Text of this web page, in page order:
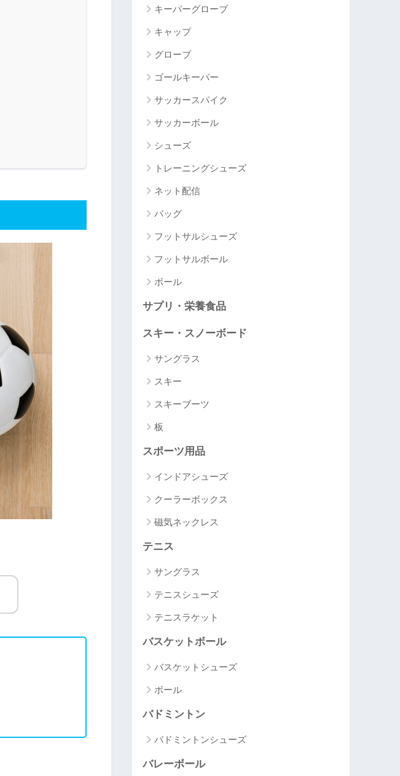
キーパーグローブ
キャップ
グローブ
ゴールキーパー
サッカースパイク
サッカーボール
シューズ
トレーニングシューズ
ネット配信
バッグ
フットサルシューズ
フットサルボール
ボール
サプリ・栄養食品
スキー・スノーボード
サングラス
スキー
スキーブーツ
板
スポーツ用品
インドアシューズ
クーラーボックス
磁気ネックレス
テニス
サングラス
テニスシューズ
テニスラケット
バスケットボール
バスケットシューズ
ボール
バドミントン
バドミントンシューズ
バレーボール